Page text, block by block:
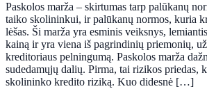
Paskolos marža – skirtumas tarp palūkanų
taiko skolininkui, ir palūkanų normos, kuria
lėšas. Ši marža yra esminis veiksnys,
kainą ir yra viena iš pagrindinių priemonių,
kreditoriaus pelningumą. Paskolos marža
sudedamųjų dalių. Pirma, tai rizikos priedas,
skolininko kredito riziką. Kuo didesnė […]